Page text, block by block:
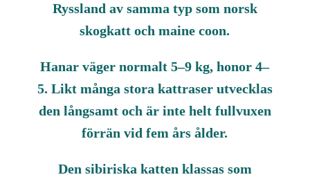
Ryssland av samma typ som norsk
skogkatt och maine coon.
Hanar väger normalt 5–9 kg, honor 4–
5. Likt många stora kattraser utvecklas
den långsamt och är inte helt fullvuxen
förrän vid fem års ålder.
Den sibiriska katten klassas som